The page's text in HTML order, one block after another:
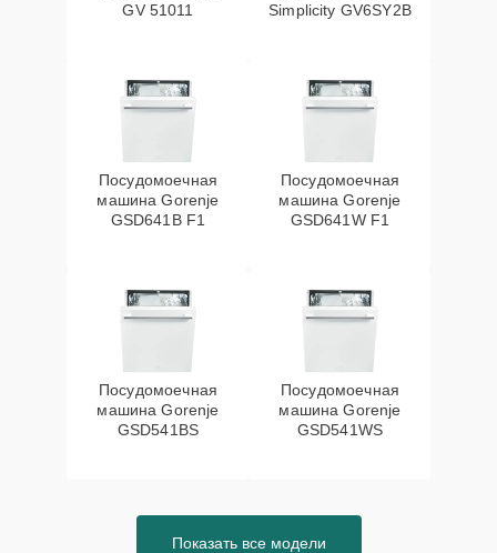
GV 51011
Simplicity GV6SY2B
Посудомоечная
машина Gorenje
GSD641B F1
Посудомоечная
машина Gorenje
GSD641W F1
Посудомоечная
машина Gorenje
GSD541BS
Посудомоечная
машина Gorenje
GSD541WS
Показать все модели